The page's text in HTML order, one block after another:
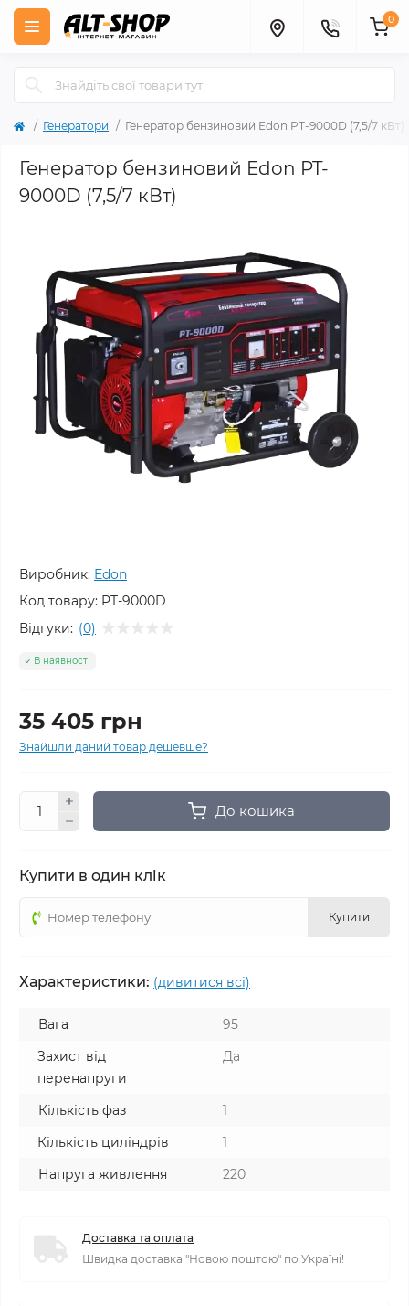
0
Генератори Генератор бензиновий Edon PT-9000D (7,5/7 кВт)
Генератор бензиновий Edon PT-
9000D (7,5/7 кВт)
Виробник: Edon
Код товару: PT-9000D
Відгуки: (0)
В наявності
35 405 грн
Знайшли даний товар дешевше?
До кошика
Купити в один клік
Купити
Характеристики: (дивитися всі)
Вага
95
Захист від
перенапруги
Да
Кількість фаз
1
Кількість циліндрів
1
Напруга живлення
220
Доставка та оплата
Швидка доставка "Новою поштою" по Україні!